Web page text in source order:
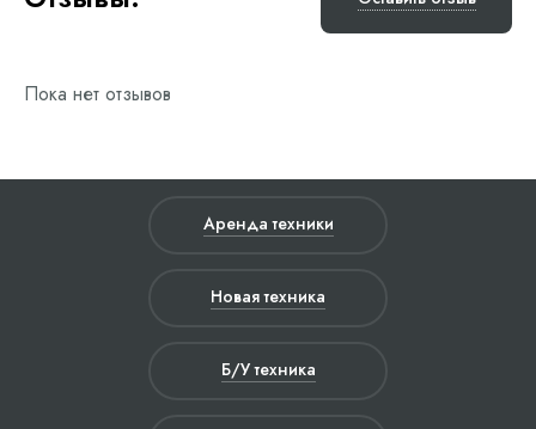
Пока нет отзывов
Аренда техники
Новая техника
Б/У техника